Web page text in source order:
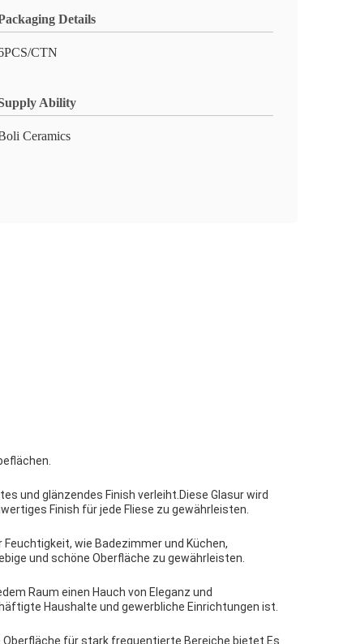
Details
CTN
Ability
Ceramics
und glänzendes Finish verleiht.Diese Glasur wird
Finish für jede Fliese zu gewährleisten.
wie Badezimmer und Küchen,
und schöne Oberfläche zu gewährleisten.
Raum einen Hauch von Eleganz und
Haushalte und gewerbliche Einrichtungen ist.
für stark frequentierte Bereiche bietet.Es